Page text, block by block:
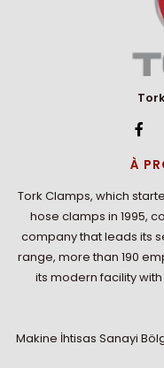
À
Tork Clamps, which
hose clamps in 1995,
company that leads its
range, more than 190
its modern facility
Makine İhtisas Sanayi